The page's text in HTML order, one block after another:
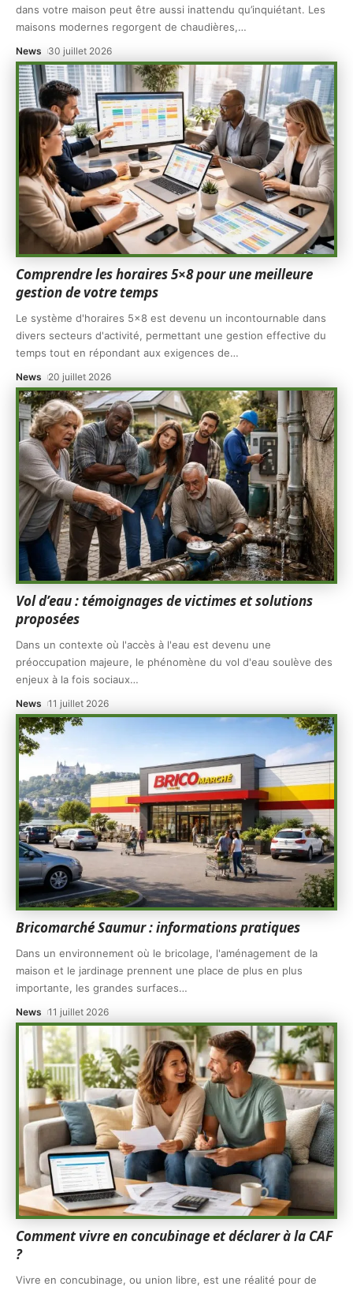
dans votre maison peut être aussi inattendu qu’inquiétant. Les
maisons modernes regorgent de chaudières,…
News 30 juillet 2026
Comprendre les horaires 5×8 pour une meilleure
gestion de votre temps
Le système d'horaires 5x8 est devenu un incontournable dans
divers secteurs d'activité, permettant une gestion effective du
temps tout en répondant aux exigences de…
News 20 juillet 2026
Vol d’eau : témoignages de victimes et solutions
proposées
Dans un contexte où l'accès à l'eau est devenu une
préoccupation majeure, le phénomène du vol d'eau soulève des
enjeux à la fois sociaux…
News 11 juillet 2026
Bricomarché Saumur : informations pratiques
Dans un environnement où le bricolage, l'aménagement de la
maison et le jardinage prennent une place de plus en plus
importante, les grandes surfaces…
News 11 juillet 2026
Comment vivre en concubinage et déclarer à la CAF
?
Vivre en concubinage, ou union libre, est une réalité pour de